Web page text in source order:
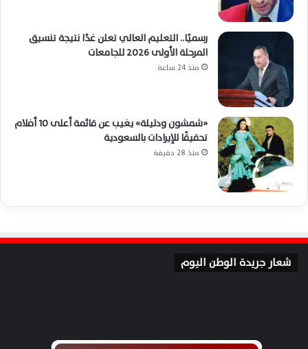
رسميًا.. التعليم العالي تعلن غدًا نتيجة تنسيق
المرحلة الأولى 2026 للجامعات
منذ 24 ساعة
«شمشون ودليلة» يغيب عن قائمة أعلى 10 أفلام
تحقيقًا للإيرادات بالسعودية
منذ 28 دقيقة
شعار جريدة الوطن اليوم